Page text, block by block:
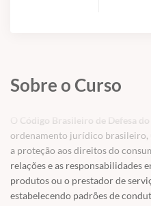
Sobre o Curso
O Código Brasileiro de Defesa
ordenamento jurídico brasileiro,
a proteção aos direitos do
relações e as responsabilidades
produtos ou o prestador de
estabelecendo padrões de